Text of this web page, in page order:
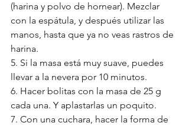
(harina y polvo de hornear). Mezclar
con la espátula, y después utilizar las
manos, hasta que ya no veas rastros de
harina.
5. Si la masa está muy suave, puedes
llevar a la nevera por 10 minutos.
6. Hacer bolitas con la masa de 25 g
cada una. Y aplastarlas un poquito.
7. Con una cuchara, hacer la forma de